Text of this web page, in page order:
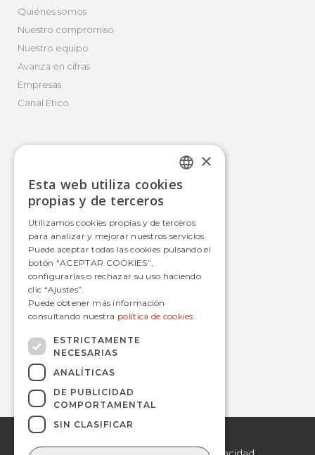
Quiénes somos
Nuestro compromiso
Nuestro equipo
Avanza en cifras
Empresas
Canal Ético
Autobús
Tranvía
Metro
Estaciones
Contacto
informacion@avanzagrupo.com
+34 916 021 900
C/ San Norberto, 48 • 28021 – Madrid
© 2019 Avanza.
reservados.
SPANISH
×
Esta web utiliza cookies
propias y de terceros
Utilizamos cookies propias y de terceros
para analizar y mejorar nuestros servicios.
Puede aceptar todas las cookies pulsando el
botón “ACEPTAR COOKIES”,
configurarlas o rechazar su uso haciendo
clic “Ajustes”.
Puede obtener más información
consultando nuestra política de cookies.
ESTRICTAMENTE
NECESARIAS
ANALÍTICAS
DE PUBLICIDAD
COMPORTAMENTAL
SIN CLASIFICAR